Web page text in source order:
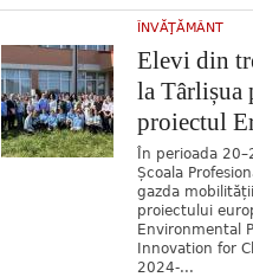
ÎNVĂŢĂMÂNT
Elevi din
la Târlișua
proiectul
În perioada
Școala
gazda
proiectului
Environmental
Innovation for
2024-...